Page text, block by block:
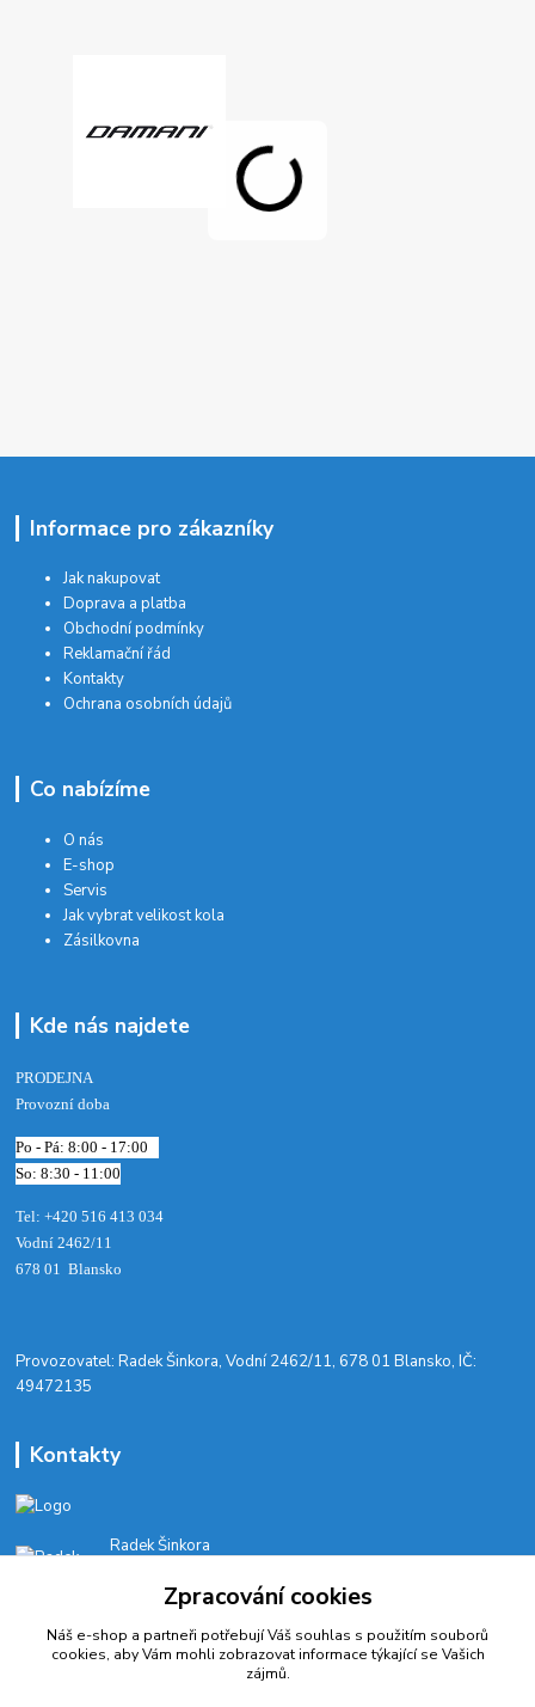
Informace pro zákazníky
Jak nakupovat
Doprava a platba
Obchodní podmínky
Reklamační řád
Kontakty
Ochrana osobních údajů
Co nabízíme
O nás
E-shop
Servis
Jak vybrat velikost kola
Zásilkovna
Kde nás najdete
PRODEJNA
Provozní doba
Po - Pá: 8:00 - 17:00
So: 8:30 - 11:00
Tel: +420 516 413 034‬
Vodní 2462/11
678 01 Blansko
​Provozovatel: Radek Šinkora, Vodní 2462/11, 678 01 Blansko, IČ:
49472135
Kontakty
Radek Šinkora
E-SHOP: Po-Pá, 8-17 hod.
cyklobikesport@seznam.cz
Zpracování cookies
Náš e-shop a partneři potřebují Váš souhlas s použitím souborů
cookies, aby Vám mohli zobrazovat informace týkající se Vašich
zájmů.